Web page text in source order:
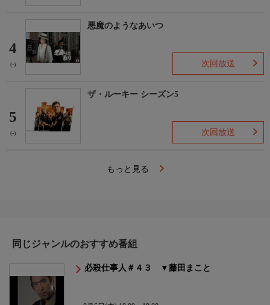
4
(-)
悪魔のようなあいつ
次回放送
5
(-)
ザ・ルーキー シーズン5
次回放送
もっと見る
同じジャンルのおすすめ番組
必殺仕事人＃４３ ▼藤田まこと